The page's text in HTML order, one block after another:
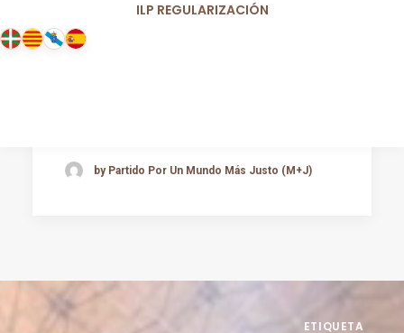
ILP REGULARIZACIÓN
by Partido Por Un Mundo Más Justo (M+J)
ETIQUETA